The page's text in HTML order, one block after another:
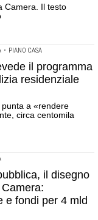
Camera. Il testo
• PIANO CASA
il programma
residenziale
a «rendere
circa centomila
il disegno
e fondi per 4 mld